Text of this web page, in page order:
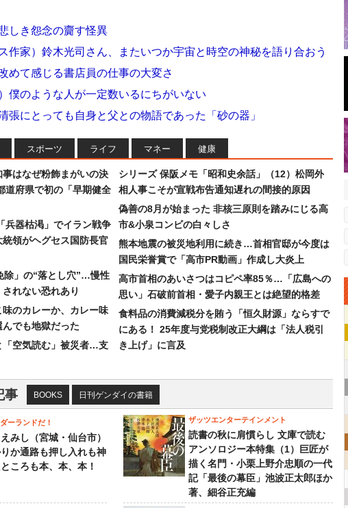
しき怨念の齎す怪異
作家）鈴木光司さん、またいつか宇宙と時空の神秘を語り合おう
めて感じる書店員の仕事の大変さ
僕のような人が一定数いるにちがいない
張にとっても自身と父との物語であった「砂の器」
スポーツ ライフ マネー 健康
はなぜ粉飾まがいの決
道府県で初の「早期健全
兵器枯渇」でイラン戦争
領がヘグセス国防長官
除」の“落とし穴”…慢性
れない恐れあり
のカレーか、カレー味
でも地獄だった
「空気読む」被災者…支
シリーズ 保阪メモ「昭和史余話」（12）松岡外
相人事こそが宣戦布告通知遅れの間接的原因
偽善の8月が始まった 非核三原則を踏みにじる高
市&小泉コンビの白々しさ
熊本地震の被災地利用に続き…首相官邸が今度は
国民栄誉賞で「高市PR動画」作成し大炎上
高市首相のあいさつはコピペ率85％…「広島への
思い」石破前首相・愛子内親王とは絶望的格差
食料品の消費減税分を賄う「恒久財源」ならすで
にある！ 25年度与党税制改正大綱は「法人税引
き上げ」に言及
事 BOOKS 日刊ゲンダイの書籍
ーランドだ！
みし（宮城・仙台市）
か通路も押し入れも神
ころも本、本、本！
ザッツエンターテインメント
読書の秋に肩慣らし 文庫で読む
アンソロジー本特集（1）巨匠が
描く名門・小栗上野介忠順の一代
記「最後の幕臣」池波正太郎ほか
著、細谷正充編